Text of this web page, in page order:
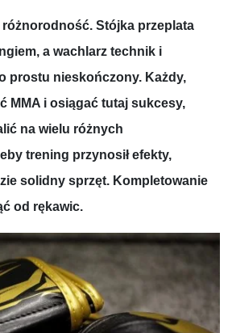
różnorodność. Stójka przeplata
a wachlarz technik i
prostu nieskończony. Każdy,
MMA i osiągać tutaj sukcesy,
na wielu różnych
trening przynosił efekty,
solidny sprzęt. Kompletowanie
od rękawic.